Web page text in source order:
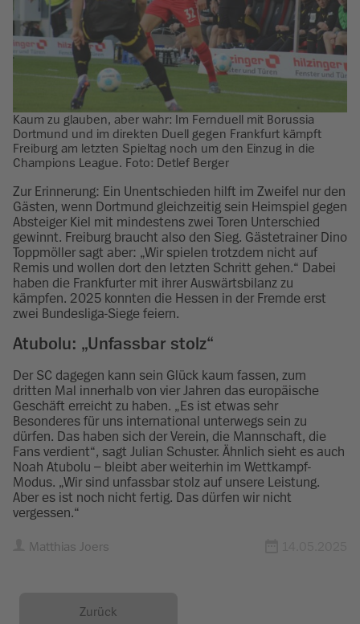
Kaum zu glauben, aber wahr: Im Fernduell mit Borussia
Dortmund und im direkten Duell gegen Frankfurt kämpft
Freiburg am letzten Spieltag noch um den Einzug in die
Champions League. Foto: Detlef Berger
Zur Erinnerung: Ein Unentschieden hilft im Zweifel nur den
Gästen, wenn Dortmund gleichzeitig sein Heimspiel gegen
Absteiger Kiel mit mindestens zwei Toren Unterschied
gewinnt. Freiburg braucht also den Sieg. Gästetrainer Dino
Toppmöller sagt aber: „Wir spielen trotzdem nicht auf
Remis und wollen dort den letzten Schritt gehen.“ Dabei
haben die Frankfurter mit ihrer Auswärtsbilanz zu
kämpfen. 2025 konnten die Hessen in der Fremde erst
zwei Bundesliga-Siege feiern.
Atubolu: „Unfassbar stolz“
Der SC dagegen kann sein Glück kaum fassen, zum
dritten Mal innerhalb von vier Jahren das europäische
Geschäft erreicht zu haben. „Es ist etwas sehr
Besonderes für uns international unterwegs sein zu
dürfen. Das haben sich der Verein, die Mannschaft, die
Fans verdient“, sagt Julian Schuster. Ähnlich sieht es auch
Noah Atubolu – bleibt aber weiterhin im Wettkampf-
Modus. „Wir sind unfassbar stolz auf unsere Leistung.
Aber es ist noch nicht fertig. Das dürfen wir nicht
vergessen.“
Matthias Joers
Zurück